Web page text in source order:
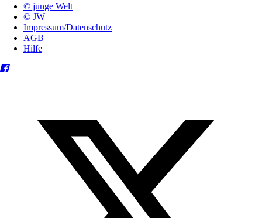
© junge Welt
© JW
Impressum/Datenschutz
AGB
Hilfe